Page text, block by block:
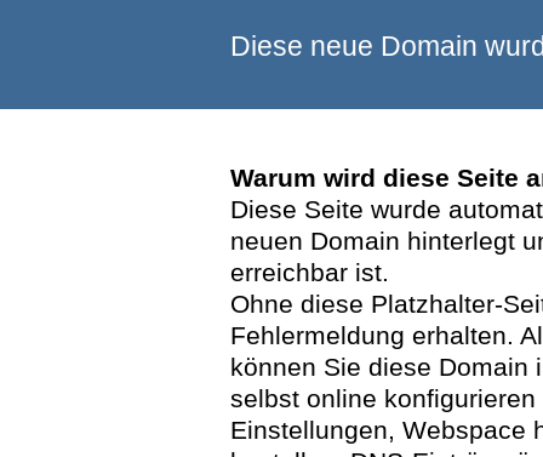
Diese neue Domain
Warum wird diese Seite
Diese Seite wurde
neuen Domain hinterlegt
erreichbar ist.
Ohne diese Platzhalter-
Fehlermeldung erhalten.
können Sie diese Domain
selbst online
Einstellungen, Webspace